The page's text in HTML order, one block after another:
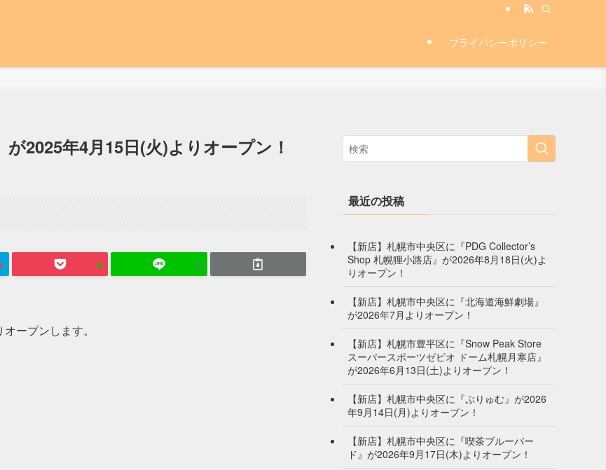
プライバシーポリシー
2025年4月15日(火)よりオープン！
ープンします。
最近の投稿
【新店】札幌市中央区に『PDG Collector’s
Shop 札幌狸小路店』が2026年8月18日(火)よ
りオープン！
【新店】札幌市中央区に『北海道海鮮劇場』
が2026年7月よりオープン！
【新店】札幌市豊平区に『Snow Peak Store
スーパースポーツゼビオ ドーム札幌月寒店』
が2026年6月13日(土)よりオープン！
【新店】札幌市中央区に『ぷりゅむ』が2026
年9月14日(月)よりオープン！
【新店】札幌市中央区に『喫茶ブルーバー
ド』が2026年9月17日(木)よりオープン！